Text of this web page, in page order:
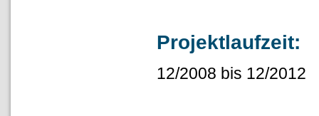
Projektlaufzeit:
12/2008 bis 12/2012